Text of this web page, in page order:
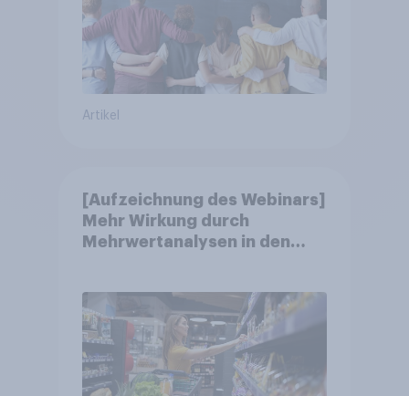
Artikel
[Aufzeichnung des Webinars]
Mehr Wirkung durch
Mehrwertanalysen in den